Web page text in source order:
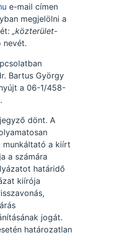
e-mail címen
megjelölni a
„közterület-
nevét.
Bartus György
a 06-1/458-
dönt. A
munkáltató a kiírt
a számára
határidő
kiírója
jogát.
határozatlan